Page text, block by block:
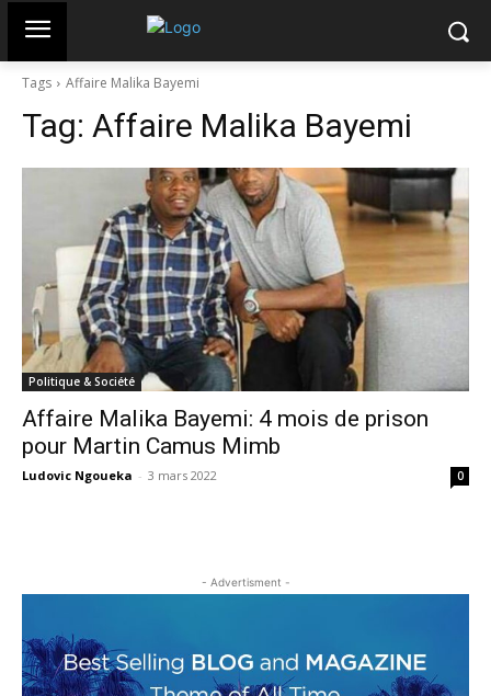
Tags Affaire Malika Bayemi
Tag: Affaire Malika Bayemi
Politique & Société
Affaire Malika Bayemi: 4 mois de prison
pour Martin Camus Mimb
Ludovic Ngoueka - 3 mars 2022 0
- Advertisment -